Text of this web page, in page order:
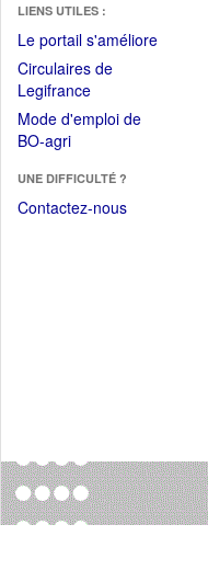
LIENS UTILES :
Le portail s'améliore(Fichier
Circulaires de
Legifrance(Ouvrir
dans
une
fenêtre)
Mode d'emploi de
BO-agri(Ouvrir
une
nouvelle
UNE DIFFICULTÉ ?
Contactez-nous